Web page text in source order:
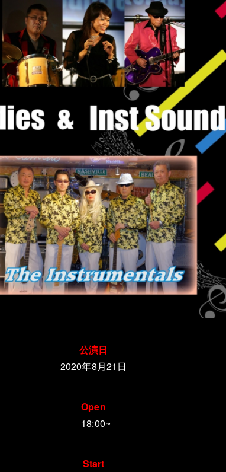
公演日
2020年8月21日
Open
18:00~
Start